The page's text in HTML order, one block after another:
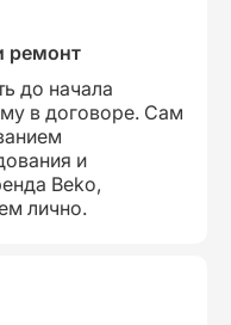
ремонт
до начала
в договоре. Сам
и
Beko,
лично.